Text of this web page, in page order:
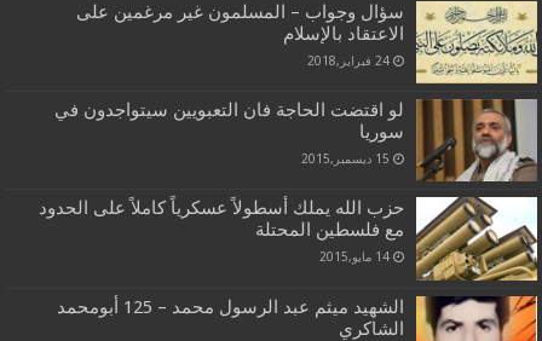
سؤال وجواب – المسلمون غير مرغمين على
الاعتقاد بالإسلام
24 فبراير,2018
لو اقتضت الحاجة فان التعبويين سيتواجدون في
سوريا
15 ديسمبر,2015
حزب الله يملك أسطولاً عسكرياً كاملاً على الحدود
مع فلسطين المحتلة
14 مايو,2015
الشهيد ميثم عبد الرسول محمد – 125 أبومحمد
الشاكري